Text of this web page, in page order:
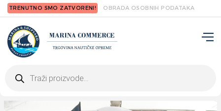
TRENUTNO SMO ZATVORENI! OBRADA OSOBNIH PODATAKA
search